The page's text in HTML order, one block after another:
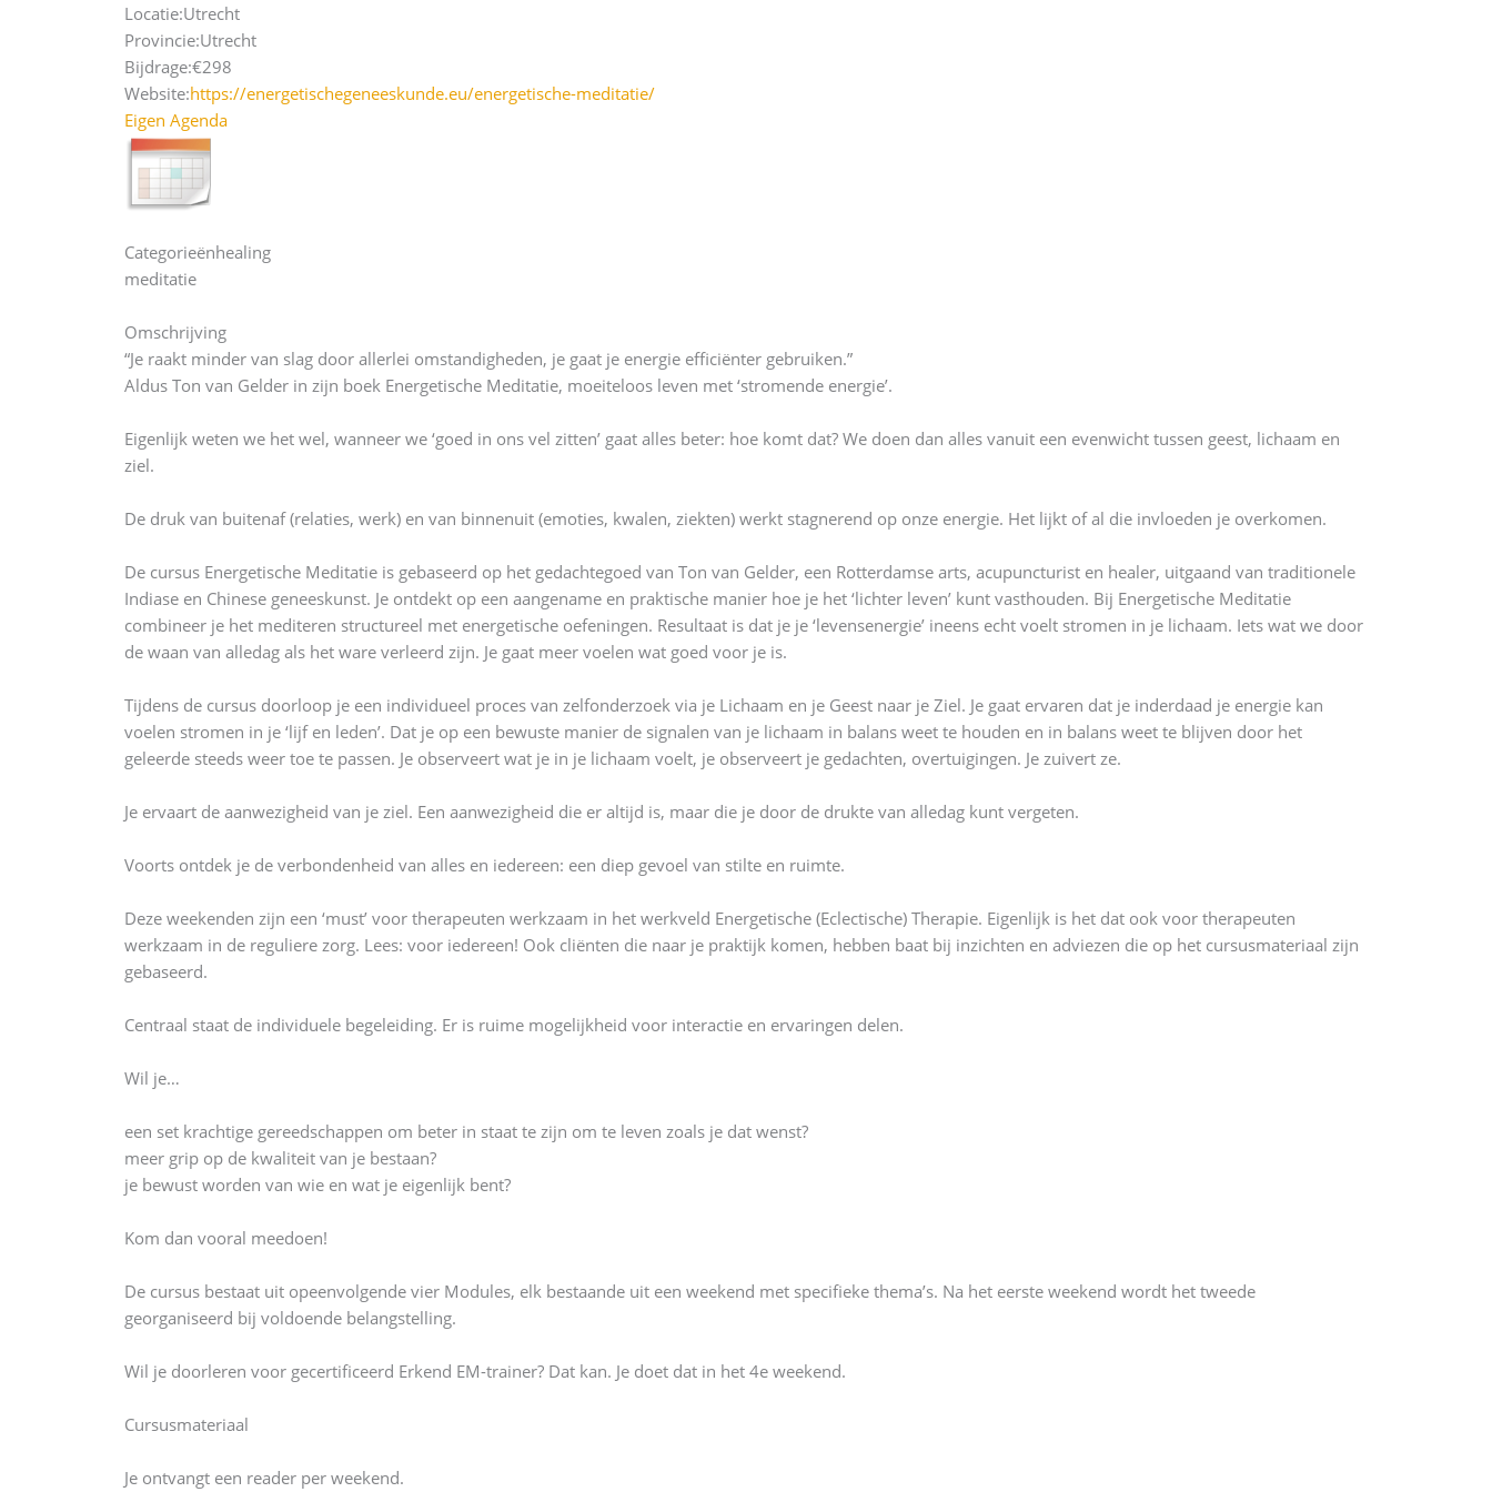
Locatie:Utrecht
Provincie:Utrecht
Bijdrage:€298
Website:https://energetischegeneeskunde.eu/energetische-meditatie/
Eigen Agenda
Categorieënhealing
meditatie
Omschrijving
“Je raakt minder van slag door allerlei omstandigheden, je gaat je energie efficiënter gebruiken.”
Aldus Ton van Gelder in zijn boek Energetische Meditatie, moeiteloos leven met ‘stromende energie’.
Eigenlijk weten we het wel, wanneer we ‘goed in ons vel zitten’ gaat alles beter: hoe komt dat? We doen dan alles vanuit een evenwicht tussen geest, lichaam en
ziel.
De druk van buitenaf (relaties, werk) en van binnenuit (emoties, kwalen, ziekten) werkt stagnerend op onze energie. Het lijkt of al die invloeden je overkomen.
De cursus Energetische Meditatie is gebaseerd op het gedachtegoed van Ton van Gelder, een Rotterdamse arts, acupuncturist en healer, uitgaand van traditionele
Indiase en Chinese geneeskunst. Je ontdekt op een aangename en praktische manier hoe je het ‘lichter leven’ kunt vasthouden. Bij Energetische Meditatie
combineer je het mediteren structureel met energetische oefeningen. Resultaat is dat je je ‘levensenergie’ ineens echt voelt stromen in je lichaam. Iets wat we door
de waan van alledag als het ware verleerd zijn. Je gaat meer voelen wat goed voor je is.
Tijdens de cursus doorloop je een individueel proces van zelfonderzoek via je Lichaam en je Geest naar je Ziel. Je gaat ervaren dat je inderdaad je energie kan
voelen stromen in je ‘lijf en leden’. Dat je op een bewuste manier de signalen van je lichaam in balans weet te houden en in balans weet te blijven door het
geleerde steeds weer toe te passen. Je observeert wat je in je lichaam voelt, je observeert je gedachten, overtuigingen. Je zuivert ze.
Je ervaart de aanwezigheid van je ziel. Een aanwezigheid die er altijd is, maar die je door de drukte van alledag kunt vergeten.
Voorts ontdek je de verbondenheid van alles en iedereen: een diep gevoel van stilte en ruimte.
Deze weekenden zijn een ‘must’ voor therapeuten werkzaam in het werkveld Energetische (Eclectische) Therapie. Eigenlijk is het dat ook voor therapeuten
werkzaam in de reguliere zorg. Lees: voor iedereen! Ook cliënten die naar je praktijk komen, hebben baat bij inzichten en adviezen die op het cursusmateriaal zijn
gebaseerd.
Centraal staat de individuele begeleiding. Er is ruime mogelijkheid voor interactie en ervaringen delen.
Wil je…
een set krachtige gereedschappen om beter in staat te zijn om te leven zoals je dat wenst?
meer grip op de kwaliteit van je bestaan?
je bewust worden van wie en wat je eigenlijk bent?
Kom dan vooral meedoen!
De cursus bestaat uit opeenvolgende vier Modules, elk bestaande uit een weekend met specifieke thema’s. Na het eerste weekend wordt het tweede
georganiseerd bij voldoende belangstelling.
Wil je doorleren voor gecertificeerd Erkend EM-trainer? Dat kan. Je doet dat in het 4e weekend.
Cursusmateriaal
Je ontvangt een reader per weekend.